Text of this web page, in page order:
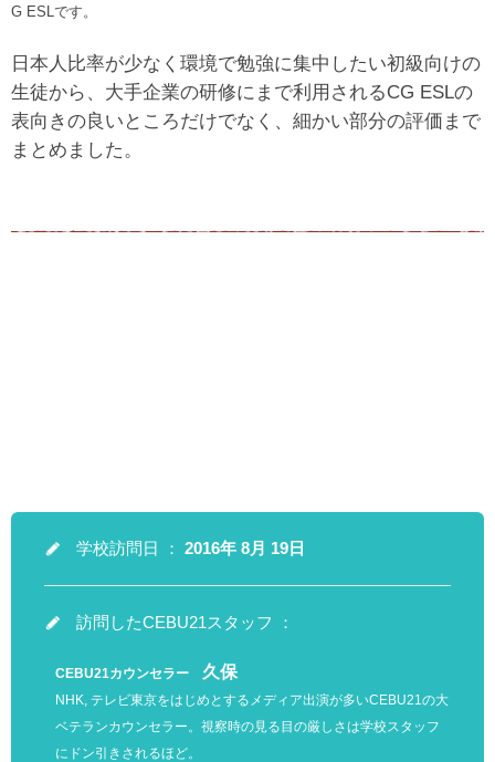
G ESLです。
日本人比率が少なく環境で勉強に集中したい初級向けの
生徒から、大手企業の研修にまで利用されるCG ESLの
表向きの良いところだけでなく、細かい部分の評価まで
まとめました。
学校訪問日 ： 2016年 8月 19日
訪問したCEBU21スタッフ ：
CEBU21カウンセラー 久保
NHK, テレビ東京をはじめとするメディア出演が多いCEBU21の大
ベテランカウンセラー。視察時の見る目の厳しさは学校スタッフ
にドン引きされるほど。